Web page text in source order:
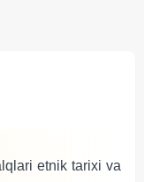
etnik tarixi va